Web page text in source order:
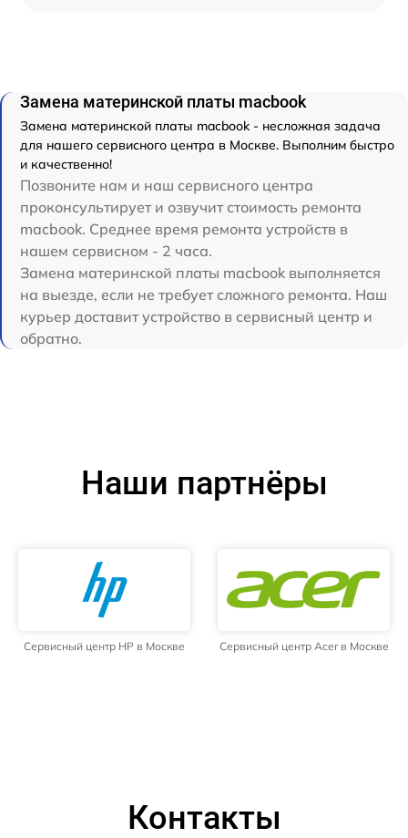
Замена материнской платы macbook
Замена материнской платы macbook - несложная задача
для нашего сервисного центра в Москве. Выполним быстро
и качественно!
Позвоните нам и наш сервисного центра
проконсультирует и озвучит стоимость ремонта
macbook. Среднее время ремонта устройств в
нашем сервисном - 2 часа.
Замена материнской платы macbook выполняется
на выезде, если не требует сложного ремонта. Наш
курьер доставит устройство в сервисный центр и
обратно.
Наши партнёры
Сервисный центр HP в Москве Сервисный центр Acer в Москве
Контакты